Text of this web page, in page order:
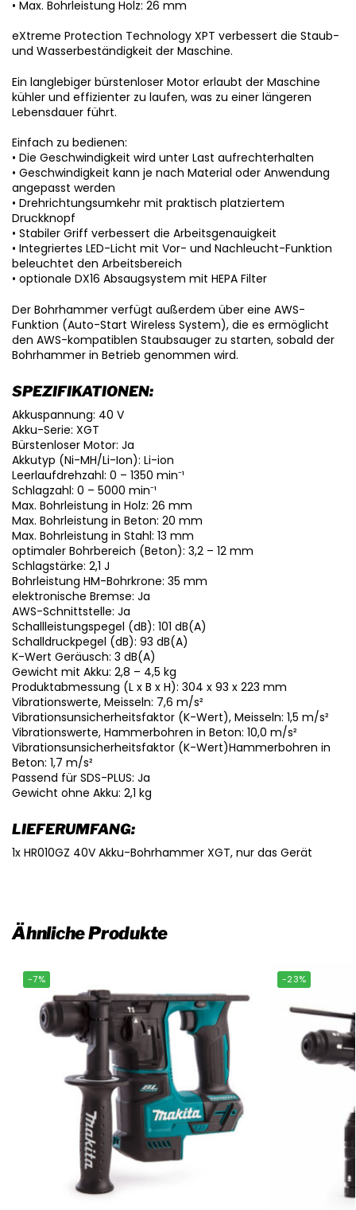
• Max. Bohrleistung Holz: 26 mm
eXtreme Protection Technology XPT verbessert die Staub-
und Wasserbeständigkeit der Maschine.
Ein langlebiger bürstenloser Motor erlaubt der Maschine
kühler und effizienter zu laufen, was zu einer längeren
Lebensdauer führt.
Einfach zu bedienen:
• Die Geschwindigkeit wird unter Last aufrechterhalten
• Geschwindigkeit kann je nach Material oder Anwendung
angepasst werden
• Drehrichtungsumkehr mit praktisch platziertem
Druckknopf
• Stabiler Griff verbessert die Arbeitsgenauigkeit
• Integriertes LED-Licht mit Vor- und Nachleucht-Funktion
beleuchtet den Arbeitsbereich
• optionale DX16 Absaugsystem mit HEPA Filter
Der Bohrhammer verfügt außerdem über eine AWS-
Funktion (Auto-Start Wireless System), die es ermöglicht
den AWS-kompatiblen Staubsauger zu starten, sobald der
Bohrhammer in Betrieb genommen wird.
SPEZIFIKATIONEN:
Akkuspannung: 40 V
Akku-Serie: XGT
Bürstenloser Motor: Ja
Akkutyp (Ni-MH/Li-Ion): Li-ion
Leerlaufdrehzahl: 0 – 1350 min⁻¹
Schlagzahl: 0 – 5000 min⁻¹
Max. Bohrleistung in Holz: 26 mm
Max. Bohrleistung in Beton: 20 mm
Max. Bohrleistung in Stahl: 13 mm
optimaler Bohrbereich (Beton): 3,2 – 12 mm
Schlagstärke: 2,1 J
Bohrleistung HM-Bohrkrone: 35 mm
elektronische Bremse: Ja
AWS-Schnittstelle: Ja
Schallleistungspegel (dB): 101 dB(A)
Schalldruckpegel (dB): 93 dB(A)
K-Wert Geräusch: 3 dB(A)
Gewicht mit Akku: 2,8 – 4,5 kg
Produktabmessung (L x B x H): 304 x 93 x 223 mm
Vibrationswerte, Meisseln: 7,6 m/s²
Vibrationsunsicherheitsfaktor (K-Wert), Meisseln: 1,5 m/s²
Vibrationswerte, Hammerbohren in Beton: 10,0 m/s²
Vibrationsunsicherheitsfaktor (K-Wert)Hammerbohren in
Beton: 1,7 m/s²
Passend für SDS-PLUS: Ja
Gewicht ohne Akku: 2,1 kg
LIEFERUMFANG:
1x HR010GZ 40V Akku-Bohrhammer XGT, nur das Gerät
Ähnliche Produkte
-7% -23%